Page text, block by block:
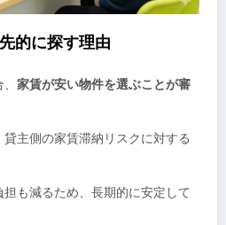
的に探す理由
家賃が安い物件を選ぶことが審
主側の家賃滞納リスクに対する
も減るため、長期的に安定して